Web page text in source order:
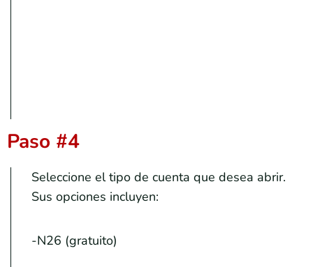
Paso #4
Seleccione el tipo de cuenta que desea abrir.
Sus opciones incluyen:
-N26 (gratuito)